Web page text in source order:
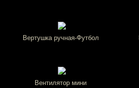
Вертушка ручная-Футбол
Вентилятор мини